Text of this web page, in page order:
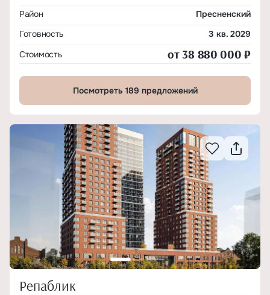
Район
Пресненский
Готовность
3 кв. 2029
Стоимость
от 38 880 000 ₽
Посмотреть 189 предложений
Репаблик